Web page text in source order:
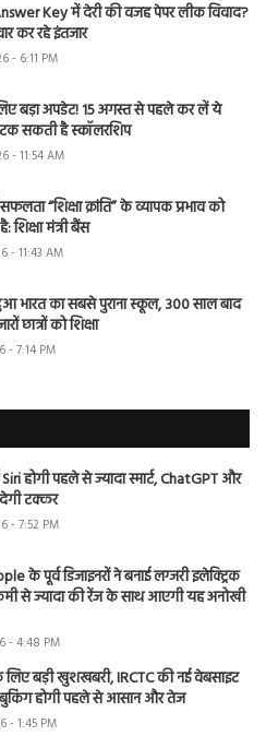
Key में देरी की वजह पेपर लीक विवाद?
कर रहे इंतजार
- 6:11 PM
बड़ा अपडेट! 15 अगस्त से पहले कर लें ये
सकती है स्कॉलरशिप
- 11:54 AM
सफलता “शिक्षा क्रांति” के व्यापक प्रभाव को
शिक्षा मंत्री बैंस
- 11:43 AM
भारत का सबसे पुराना स्कूल, 300 साल बाद
छात्रों को शिक्षा
- 7:14 PM
होगी पहले से ज्यादा स्मार्ट, ChatGPT और
टक्कर
- 7:52 PM
के पूर्व डिजाइनरों ने बनाई लग्जरी इलेक्ट्रिक
से ज्यादा की रेंज के साथ आएगी यह अनोखी
- 4:48 PM
लिए बड़ी खुशखबरी, IRCTC की नई वेबसाइट
होगी पहले से आसान और तेज
- 1:45 PM